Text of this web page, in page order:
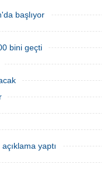
1 Haziran itibarıyla iç
başlayacağını bildirdi.
başlıyor
bini geçti
yaptı